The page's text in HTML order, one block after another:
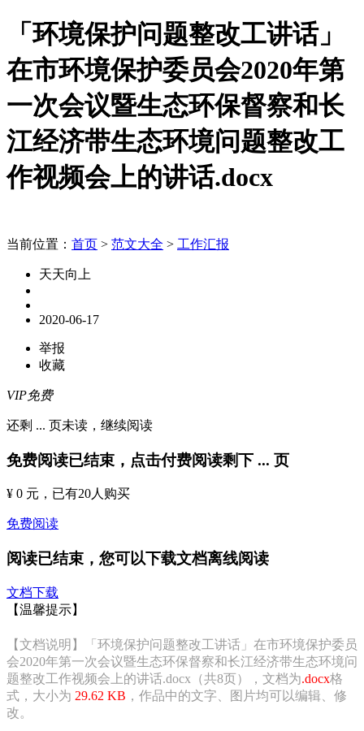
「环境保护问题整改工讲话」
在市环境保护委员会2020年第
一次会议暨生态环保督察和长
江经济带生态环境问题整改工
作视频会上的讲话.docx
当前位置： 首页 > 范文大全 > 工作汇报
天天向上
2020-06-17
举报
收藏
VIP免费
还剩 ... 页未读， 继续阅读
免费阅读已结束，点击付费阅读剩下 ... 页
¥ 0 元 ，已有20人购买
免费阅读
阅读已结束，您可以下载文档离线阅读
文档下载
【温馨提示】
【文档说明】「环境保护问题整改工讲话」在市环境保护委员
会2020年第一次会议暨生态环保督察和长江经济带生态环境问
题整改工作视频会上的讲话.docx（共8页），文档为.docx格
式，大小为 29.62 KB ，作品中的文字、图片均可以编辑、修
改。